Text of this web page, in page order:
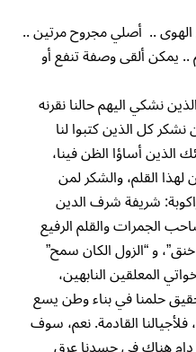
الهوى .. أصلي مجروح مرتين ..
.. يمكن ألقى وصفة تنفع أو
نشكي اليهم حالنا نقرنه
نشكر كل الذين كتبوا لنا
الذين أساؤا الظن فينا،
القلم، والشكر لمن
شريفة شرف الدين
الجمرات والقلم الرفيع
و “الزول الكان سمح”
المعلقين النابهين،
حلمنا في بناء وطن يسع
فلأجيالنا القادمة. نعم، سوف